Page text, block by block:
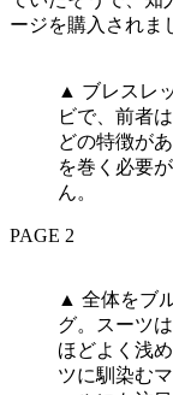
ージを購入されま
▲ ブレスレ
ビで、前者
どの特徴が
を巻く必要
ん。
PAGE 2
▲ 全体をブ
グ。スーツ
ほどよく浅
ツに馴染む